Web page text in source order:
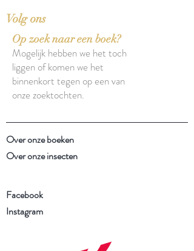
Volg ons
Op zoek naar een boek?
Mogelijk hebben we het toch
liggen of komen we het
binnenkort tegen op een van
onze zoektochten.
Over onze boeken
Over onze insecten
Facebook
Instagram